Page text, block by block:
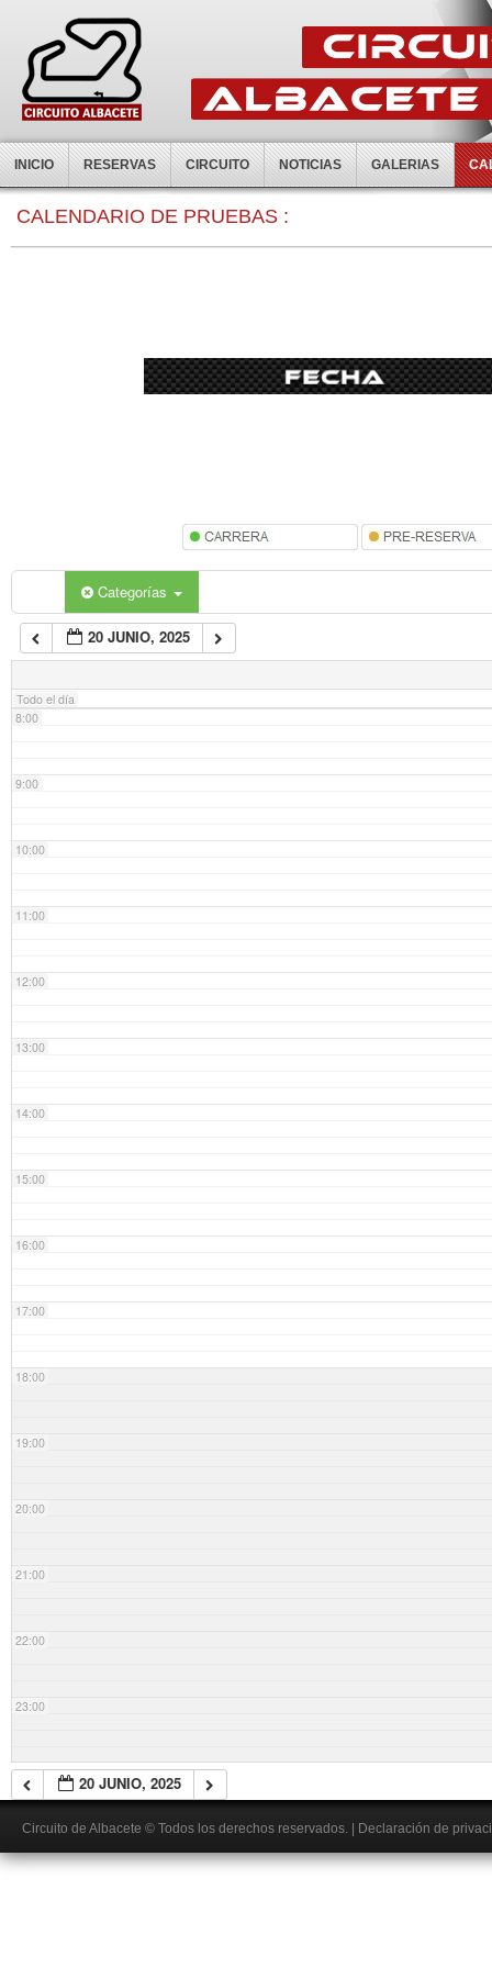
INICIO RESERVAS CIRCUITO NOTICIAS GALERIAS
CALENDARIO DE PRUEBAS :
Categorías
20 JUNIO, 2025
Todo el día
0:00
7:00
8:00
9:00
10:00
11:00
12:00
13:00
14:00
15:00
16:00
17:00
18:00
19:00
20:00
21:00
22:00
23:00
20 JUNIO, 2025
Circuito de Albacete © Todos los derechos reservados. Declaración de